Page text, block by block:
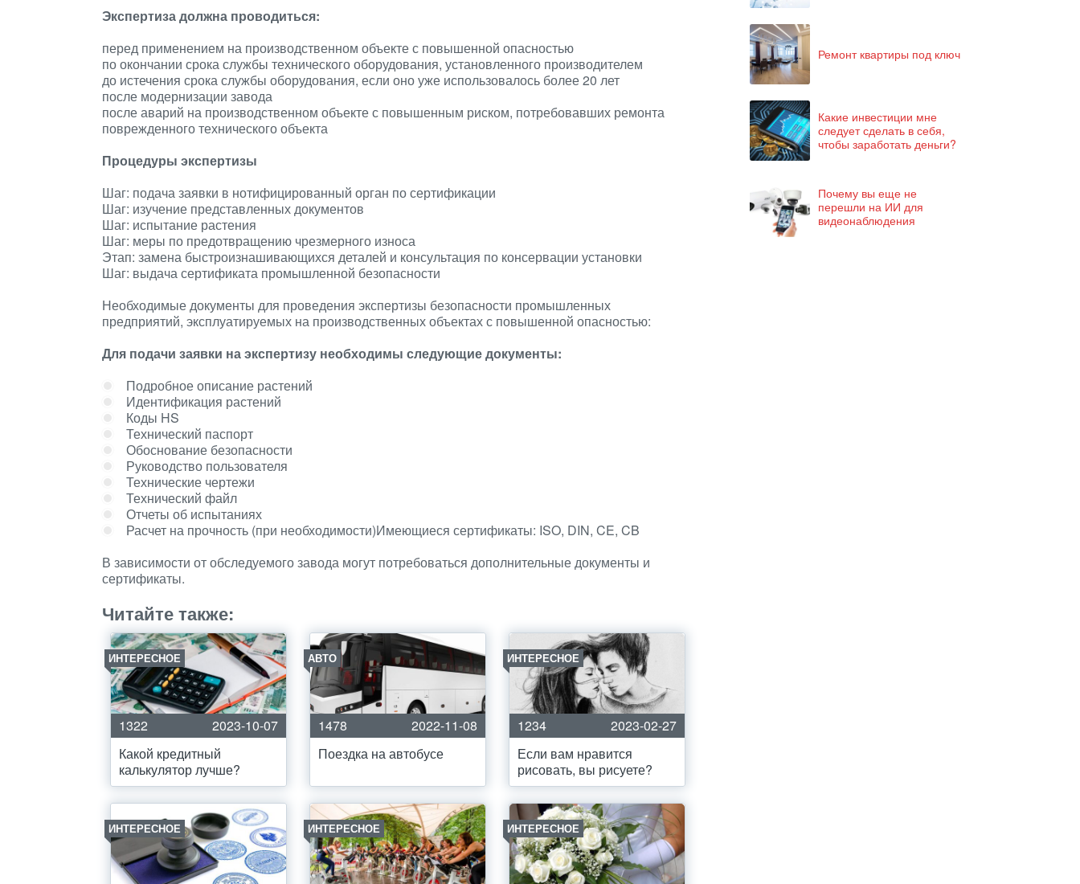
Экспертиза должна проводиться:
перед применением на производственном объекте с повышенной опасностью
по окончании срока службы технического оборудования, установленного производителем
до истечения срока службы оборудования, если оно уже использовалось более 20 лет
после модернизации завода
после аварий на производственном объекте с повышенным риском, потребовавших ремонта
поврежденного технического объекта
Процедуры экспертизы
Шаг: подача заявки в нотифицированный орган по сертификации
Шаг: изучение представленных документов
Шаг: испытание растения
Шаг: меры по предотвращению чрезмерного износа
Этап: замена быстроизнашивающихся деталей и консультация по консервации установки
Шаг: выдача сертификата промышленной безопасности
Необходимые документы для проведения экспертизы безопасности промышленных
предприятий, эксплуатируемых на производственных объектах с повышенной опасностью:
Для подачи заявки на экспертизу необходимы следующие документы:
Подробное описание растений
Идентификация растений
Коды HS
Технический паспорт
Обоснование безопасности
Руководство пользователя
Технические чертежи
Технический файл
Отчеты об испытаниях
Расчет на прочность (при необходимости)Имеющиеся сертификаты: ISO, DIN, CE, CB
В зависимости от обследуемого завода могут потребоваться дополнительные документы и
сертификаты.
Читайте также:
ИНТЕРЕСНОЕ
1322
2023-10-07
Какой кредитный
калькулятор лучше?
АВТО
1478
2022-11-08
Поездка на автобусе
ИНТЕРЕСНОЕ
1234
2023-02-27
Если вам нравится
рисовать, вы рисуете?
ИНТЕРЕСНОЕ ИНТЕРЕСНОЕ ИНТЕРЕСНОЕ
Ремонт квартиры под ключ
Какие инвестиции мне
следует сделать в себя,
чтобы заработать деньги?
Почему вы еще не
перешли на ИИ для
видеонаблюдения